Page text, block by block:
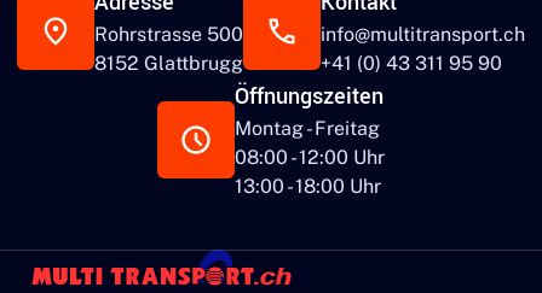
Rohrstrasse 500
8152 Glattbrugg
info@multitransport.ch
+41 (0) 43 311 95 90
Öffnungszeiten
Montag - Freitag
08:00 - 12:00 Uhr
13:00 - 18:00 Uhr